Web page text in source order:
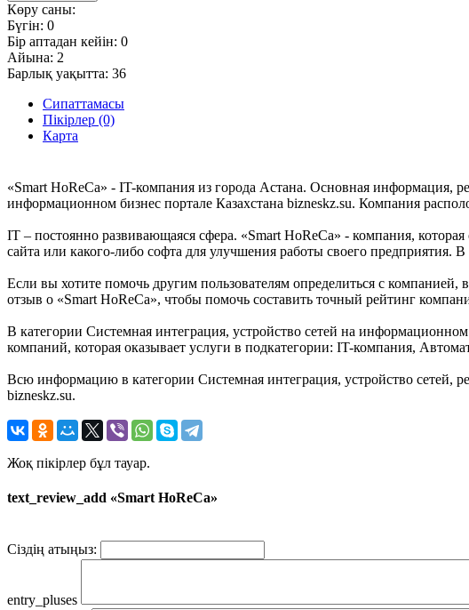
Көру саны:
Бүгін: 0
Бір аптадан кейін: 0
Айына: 2
Барлық уақытта: 36
Сипаттамасы
Пікірлер (0)
Карта
«Smart HoReCa» - IT-компания из города Астана. Основная информация,
информационном бизнес портале Казахстана bizneskz.su. Компания
IT – постоянно развивающаяся сфера. «Smart HoReCa» - компания,
сайта или какого-либо софта для улучшения работы своего
Если вы хотите помочь другим пользователям определиться с компанией,
отзыв о «Smart HoReCa», чтобы помочь составить точный рейтинг
В категории Системная интеграция, устройство сетей на
компаний, которая оказывает услуги в подкатегории: IT-компания,
Всю информацию в категории Системная интеграция, устройство сетей,
bizneskz.su.
Жоқ пікірлер бұл тауар.
text_review_add «Smart HoReCa»
Сіздің атыңыз:
entry_pluses